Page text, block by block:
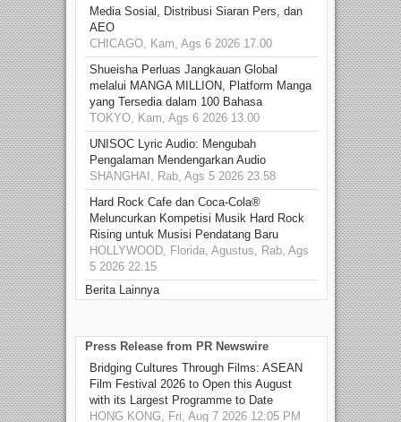
Media Sosial, Distribusi Siaran Pers, dan
AEO
CHICAGO, Kam, Ags 6 2026 17.00
Shueisha Perluas Jangkauan Global
melalui MANGA MILLION, Platform Manga
yang Tersedia dalam 100 Bahasa
TOKYO, Kam, Ags 6 2026 13.00
UNISOC Lyric Audio: Mengubah
Pengalaman Mendengarkan Audio
SHANGHAI, Rab, Ags 5 2026 23.58
Hard Rock Cafe dan Coca-Cola®
Meluncurkan Kompetisi Musik Hard Rock
Rising untuk Musisi Pendatang Baru
HOLLYWOOD, Florida, Agustus, Rab, Ags
5 2026 22.15
Berita Lainnya
Press Release from PR Newswire
Bridging Cultures Through Films: ASEAN
Film Festival 2026 to Open this August
with its Largest Programme to Date
HONG KONG, Fri, Aug 7 2026 12:05 PM